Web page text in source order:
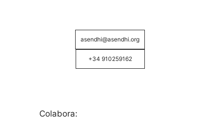
asendhi@asendhi.org
+34 910259162
Colabora: